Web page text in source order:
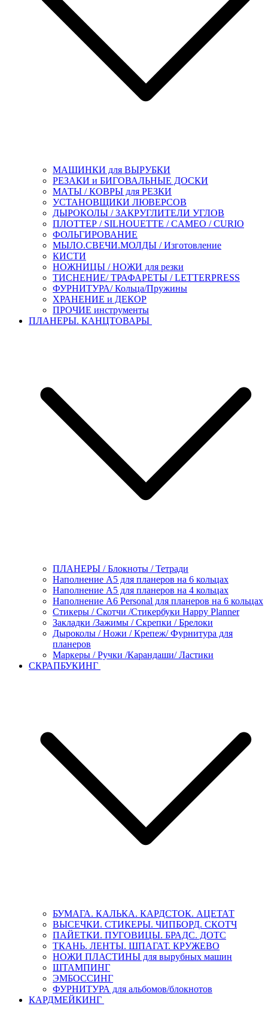
МАШИНКИ для ВЫРУБКИ
РЕЗАКИ и БИГОВАЛЬНЫЕ ДОСКИ
МАТЫ / КОВРЫ для РЕЗКИ
УСТАНОВЩИКИ ЛЮВЕРСОВ
ДЫРОКОЛЫ / ЗАКРУГЛИТЕЛИ УГЛОВ
ПЛОТТЕР / SILHOUETTE / CAMEO / CURIO
ФОЛЬГИРОВАНИЕ
МЫЛО.СВЕЧИ.МОЛДЫ / Изготовление
КИСТИ
НОЖНИЦЫ / НОЖИ для резки
ТИСНЕНИЕ/ ТРАФАРЕТЫ / LETTERPRESS
ФУРНИТУРА/ Кольца/Пружины
ХРАНЕНИЕ и ДЕКОР
ПРОЧИЕ инструменты
ПЛАНЕРЫ. КАНЦТОВАРЫ
ПЛАНЕРЫ / Блокноты / Тетради
Наполнение А5 для планеров на 6 кольцах
Наполнение А5 для планеров на 4 кольцах
Наполнение А6 Personal для планеров на 6 кольцах
Стикеры / Скотчи /Стикербуки Happy Planner
Закладки /Зажимы / Скрепки / Брелоки
Дыроколы / Ножи / Крепеж/ Фурнитура для
планеров
Маркеры / Ручки /Карандаши/ Ластики
СКРАПБУКИНГ
БУМАГА. КАЛЬКА. КАРДСТОК. АЦЕТАТ
ВЫСЕЧКИ. СТИКЕРЫ. ЧИПБОРД. СКОТЧ
ПАЙЕТКИ. ПУГОВИЦЫ. БРАДС. ДОТС
ТКАНЬ. ЛЕНТЫ. ШПАГАТ. КРУЖЕВО
НОЖИ ПЛАСТИНЫ для вырубных машин
ШТАМПИНГ
ЭМБОССИНГ
ФУРНИТУРА для альбомов/блокнотов
КАРДМЕЙКИНГ